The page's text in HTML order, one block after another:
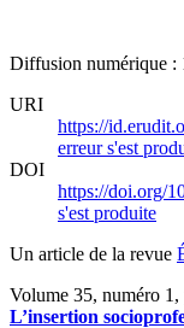
Diffusion numérique :
URI
https://
erreur s'est
DOI
https://doi.org/
s'est produite
Un article de la revue
Volume 35, numéro
L’insertion